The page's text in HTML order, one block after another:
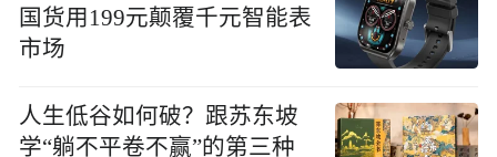
国货用199元颠覆千元智能表
市场
人生低谷如何破？跟苏东坡
学“躺不平卷不赢”的第三种